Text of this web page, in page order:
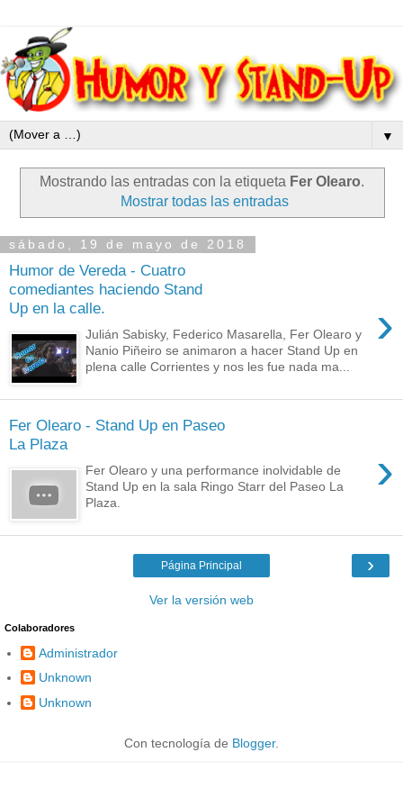
▼
Mostrando las entradas con la etiqueta Fer Olearo.
Mostrar todas las entradas
sábado, 19 de mayo de 2018
Humor de Vereda - Cuatro
comediantes haciendo Stand
Up en la calle.
›
Julián Sabisky, Federico Masarella, Fer Olearo y
Nanio Piñeiro se animaron a hacer Stand Up en
plena calle Corrientes y nos les fue nada ma...
Fer Olearo - Stand Up en Paseo
La Plaza
›
Fer Olearo y una performance inolvidable de
Stand Up en la sala Ringo Starr del Paseo La
Plaza.
›
Página Principal
Ver la versión web
Colaboradores
Administrador
Unknown
Unknown
Con tecnología de Blogger.